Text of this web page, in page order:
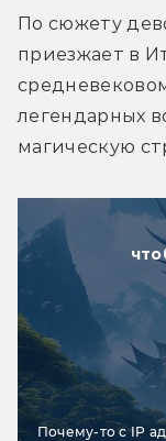
По сюжету
приезжает в
легендарных
магическую
Почему-то с IP